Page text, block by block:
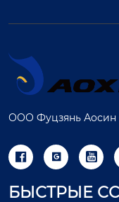
ООО Фуцзянь
  
БЫСТРЫЕ